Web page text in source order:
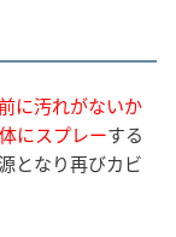
に汚れがないか
にスプレーする
となり再びカビ